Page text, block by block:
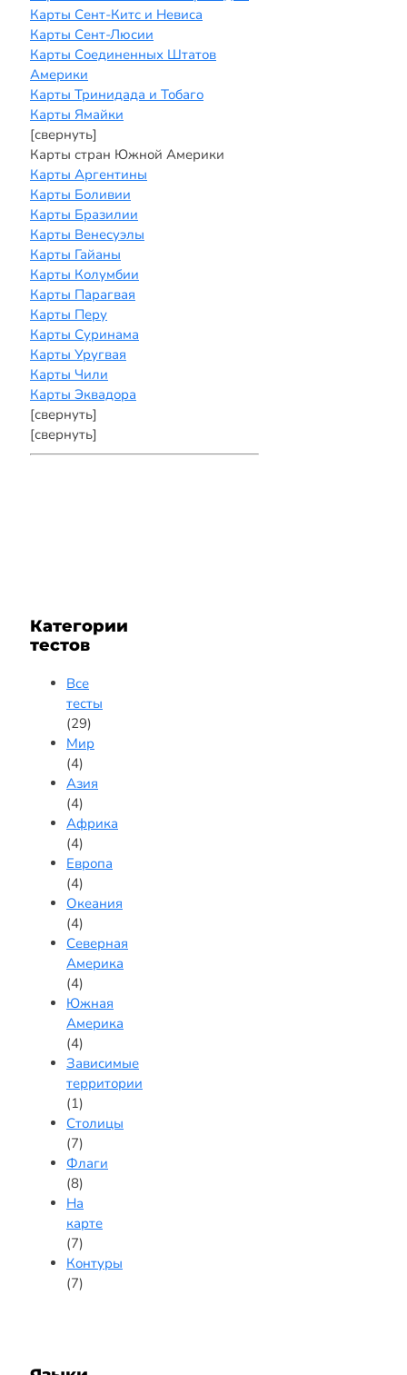
Карты Сент-Китс и Невиса
Карты Сент-Люсии
Карты Соединенных Штатов
Америки
Карты Тринидада и Тобаго
Карты Ямайки
[свернуть]
Карты стран Южной Америки
Карты Аргентины
Карты Боливии
Карты Бразилии
Карты Венесуэлы
Карты Гайаны
Карты Колумбии
Карты Парагвая
Карты Перу
Карты Суринама
Карты Уругвая
Карты Чили
Карты Эквадора
[свернуть]
[свернуть]
Категории
тестов
Все
тесты
(29)
Мир
(4)
Азия
(4)
Африка
(4)
Европа
(4)
Океания
(4)
Северная
Америка
(4)
Южная
Америка
(4)
Зависимые
территории
(1)
Столицы
(7)
Флаги
(8)
На
карте
(7)
Контуры
(7)